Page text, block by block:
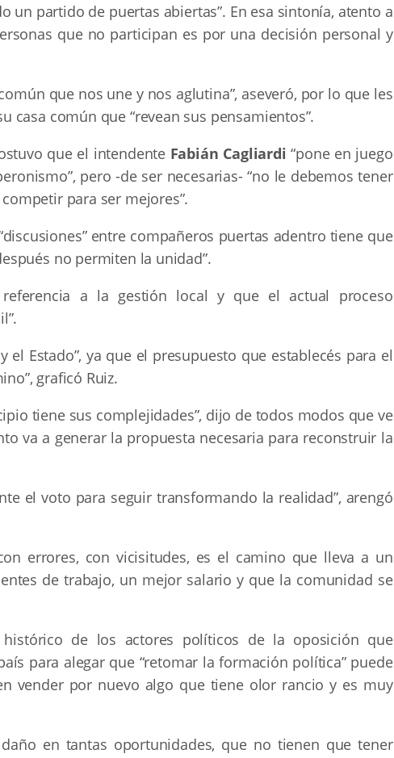
un partido de puertas abiertas”. En esa sintonía, atento a
que no participan es por una decisión personal y
que nos une y nos aglutina”, aseveró, por lo que les
casa común que “revean sus pensamientos”.
que el intendente Fabián Cagliardi “pone en juego
pero -de ser necesarias- “no le debemos tener
para ser mejores”.
entre compañeros puertas adentro tiene que
no permiten la unidad”.
a la gestión local y que el actual proceso
el Estado”, ya que el presupuesto que establecés para el
graficó Ruiz.
tiene sus complejidades”, dijo de todos modos que ve
va a generar la propuesta necesaria para reconstruir la
el voto para seguir transformando la realidad”, arengó
errores, con vicisitudes, es el camino que lleva a un
de trabajo, un mejor salario y que la comunidad se
histórico de los actores políticos de la oposición que
para alegar que “retomar la formación política” puede
vender por nuevo algo que tiene olor rancio y es muy
en tantas oportunidades, que no tienen que tener